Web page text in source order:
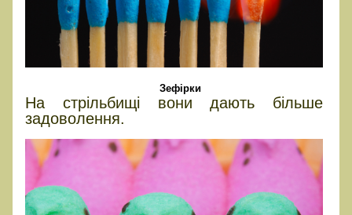
Зефірки
На стрільбищі вони дають більше
задоволення.